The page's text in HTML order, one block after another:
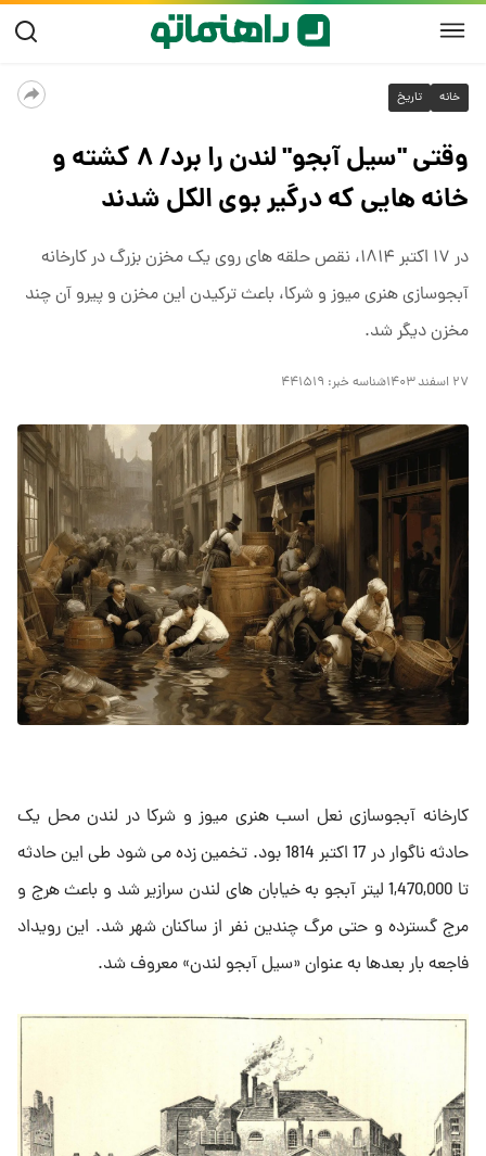
خانه تاریخ
وقتی "سیل آبجو" لندن را برد/ ۸ کشته و
خانه هایی که درگیر بوی الکل شدند
در ۱۷ اکتبر ۱۸۱۴، نقص حلقه های روی یک مخزن بزرگ در کارخانه
آبجوسازی هنری میوز و شرکا، باعث ترکیدن این مخزن و پیرو آن چند
مخزن دیگر شد.
۲۷ اسفند ۱۴۰۳ شناسه خبر: ۴۴۱۵۱۹
کارخانه آبجوسازی نعل اسب هنری میوز و شرکا در لندن محل یک
حادثه ناگوار در 17 اکتبر 1814 بود. تخمین زده می شود طی این حادثه
تا 1,470,000 لیتر آبجو به خیابان های لندن سرازیر شد و باعث هرج و
مرج گسترده و حتی مرگ چندین نفر از ساکنان شهر شد. این رویداد
فاجعه بار بعدها به عنوان «سیل آبجو لندن» معروف شد.